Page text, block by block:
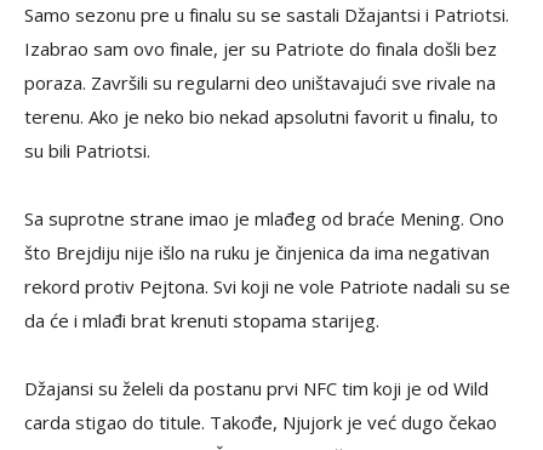
Samo sezonu pre u finalu su se sastali Džajantsi i Patriotsi.
Izabrao sam ovo finale, jer su Patriote do finala došli bez
poraza. Završili su regularni deo uništavajući sve rivale na
terenu. Ako je neko bio nekad apsolutni favorit u finalu, to
su bili Patriotsi.
Sa suprotne strane imao je mlađeg od braće Mening. Ono
što Brejdiju nije išlo na ruku je činjenica da ima negativan
rekord protiv Pejtona. Svi koji ne vole Patriote nadali su se
da će i mlađi brat krenuti stopama starijeg.
Džajansi su želeli da postanu prvi NFC tim koji je od Wild
carda stigao do titule. Takođe, Njujork je već dugo čekao